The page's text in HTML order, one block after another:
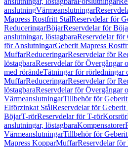
anslutningVärmeanslutningar
Mapress Rostfritt StålReservdelar för
ReduceringarBöjarReservdelar för
anslutningar, löstagbaraReservdelar för
för AnslutningarGeberit Mapress
MuffarReduceringarReservdelar för
löstagbaraReservdelar för Övergångar
med rörändeTätningar för rörledningar
MuffarReduceringarReservdelar för
löstagbaraReservdelar för Övergångar
VärmeanslutningarTillbehör för
Elförzinkat StålReservdelar för
BöjarT-rörReservdelar för T-rörKorsrör
anslutningar, löstagbaraKompensatorer
VärmeanslutningarTillbehör för
Mapress KopparMuffarReservdelar